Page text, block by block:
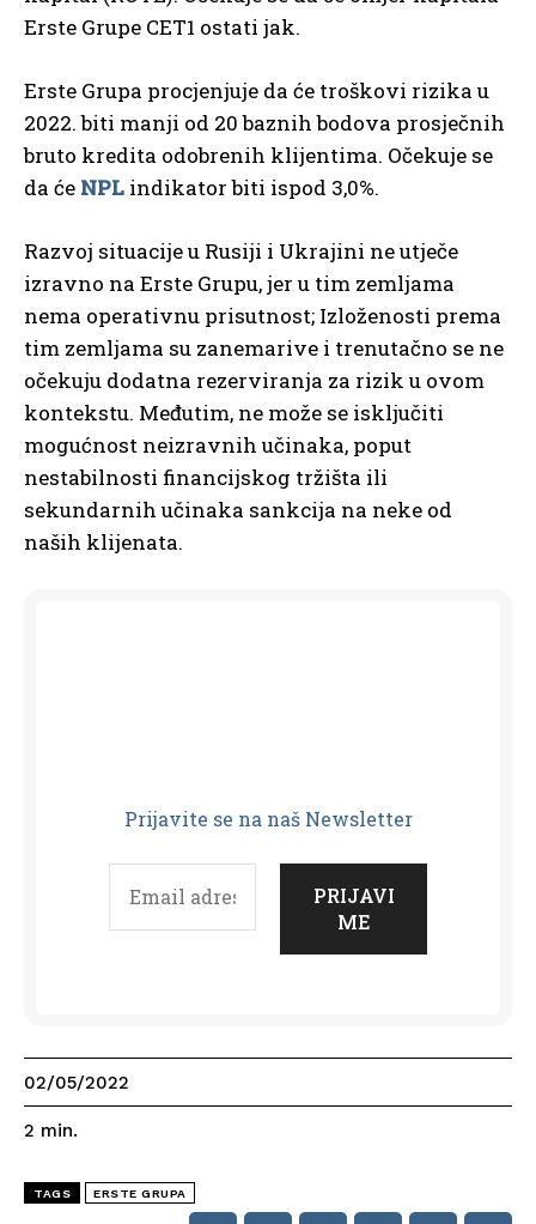
Erste Grupe CET1 ostati jak.
Erste Grupa procjenjuje da će troškovi rizika u
2022. biti manji od 20 baznih bodova prosječnih
bruto kredita odobrenih klijentima. Očekuje se
da će NPL indikator biti ispod 3,0%.
Razvoj situacije u Rusiji i Ukrajini ne utječe
izravno na Erste Grupu, jer u tim zemljama
nema operativnu prisutnost; Izloženosti prema
tim zemljama su zanemarive i trenutačno se ne
očekuju dodatna rezerviranja za rizik u ovom
kontekstu. Međutim, ne može se isključiti
mogućnost neizravnih učinaka, poput
nestabilnosti financijskog tržišta ili
sekundarnih učinaka sankcija na neke od
naših klijenata.
Prijavite se na naš Newsletter
02/05/2022
2 min.
TAGS ERSTE GRUPA